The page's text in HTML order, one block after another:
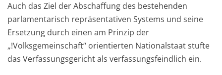
Auch das Ziel der Abschaffung des bestehenden
parlamentarisch repräsentativen Systems und seine
Ersetzung durch einen am Prinzip der
„!Volksgemeinschaft“ orientierten Nationalstaat stufte
das Verfassungsgericht als verfassungsfeindlich ein.